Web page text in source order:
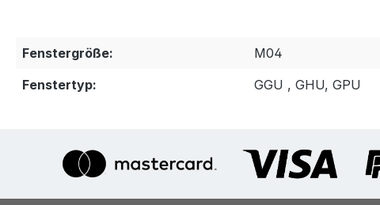
Fenstergröße:
M04
Fenstertyp:
GGU , GHU, GPU